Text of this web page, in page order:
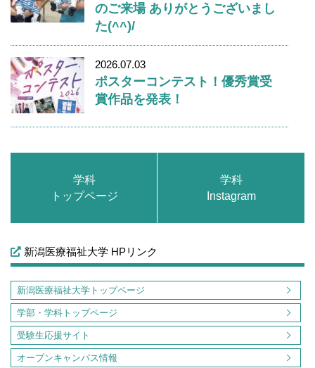
のご来場 ありがとうございまし
た(^^)/
2026.07.03
ポスターコンテスト！優秀賞受
賞作品を発表！
学科
トップページ
学科
Instagram
新潟医療福祉大学 HPリンク
新潟医療福祉大学トップページ
学部・学科トップページ
受験生応援サイト
オープンキャンパス情報